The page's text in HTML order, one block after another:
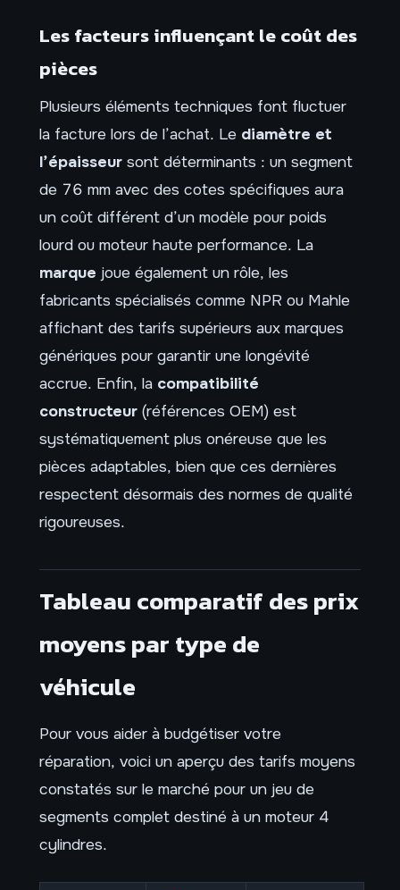
Les facteurs influençant le coût des
pièces
Plusieurs éléments techniques font fluctuer
la facture lors de l’achat. Le diamètre et
l’épaisseur sont déterminants : un segment
de 76 mm avec des cotes spécifiques aura
un coût différent d’un modèle pour poids
lourd ou moteur haute performance. La
marque joue également un rôle, les
fabricants spécialisés comme NPR ou Mahle
affichant des tarifs supérieurs aux marques
génériques pour garantir une longévité
accrue. Enfin, la compatibilité
constructeur (références OEM) est
systématiquement plus onéreuse que les
pièces adaptables, bien que ces dernières
respectent désormais des normes de qualité
rigoureuses.
Tableau comparatif des prix
moyens par type de
véhicule
Pour vous aider à budgétiser votre
réparation, voici un aperçu des tarifs moyens
constatés sur le marché pour un jeu de
segments complet destiné à un moteur 4
cylindres.